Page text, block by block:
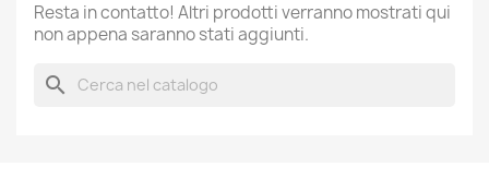
Resta in contatto! Altri prodotti verranno mostrati qui
non appena saranno stati aggiunti.
search